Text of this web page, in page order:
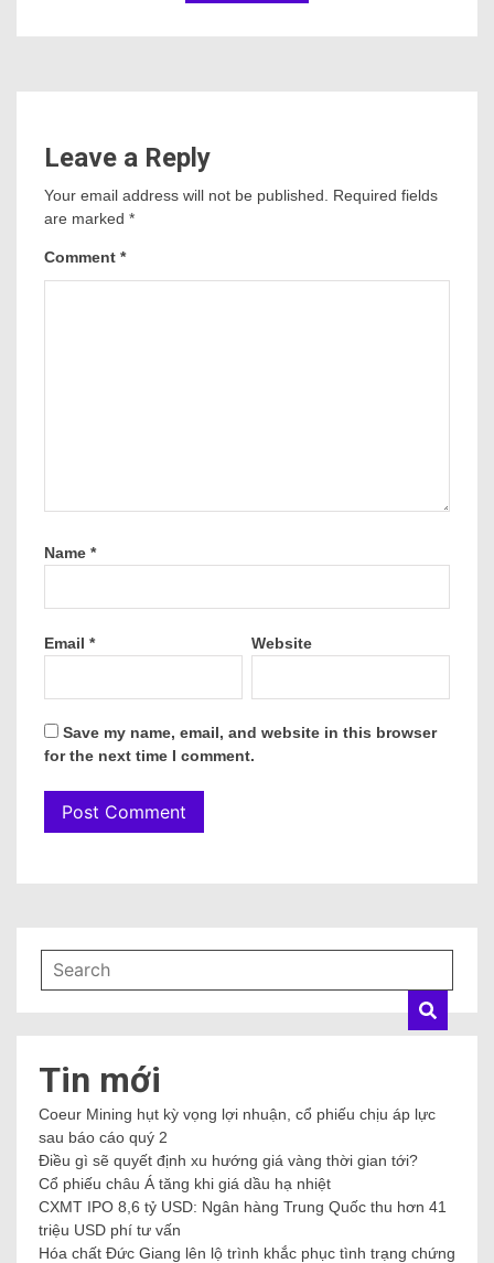
Leave a Reply
Your email address will not be published. Required fields
are marked *
Comment *
Name *
Email * Website
Save my name, email, and website in this browser
for the next time I comment.
Tin mới
Coeur Mining hụt kỳ vọng lợi nhuận, cổ phiếu chịu áp lực
sau báo cáo quý 2
Điều gì sẽ quyết định xu hướng giá vàng thời gian tới?
Cổ phiếu châu Á tăng khi giá dầu hạ nhiệt
CXMT IPO 8,6 tỷ USD: Ngân hàng Trung Quốc thu hơn 41
triệu USD phí tư vấn
Hóa chất Đức Giang lên lộ trình khắc phục tình trạng chứng